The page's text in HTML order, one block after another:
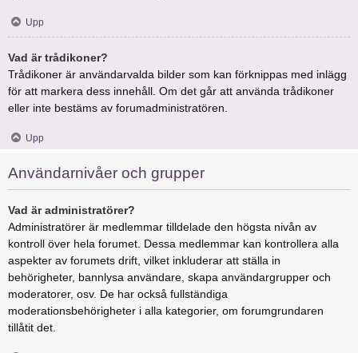
Upp
Vad är trådikoner?
Trådikoner är användarvalda bilder som kan förknippas med inlägg
för att markera dess innehåll. Om det går att använda trådikoner
eller inte bestäms av forumadministratören.
Upp
Användarnivåer och grupper
Vad är administratörer?
Administratörer är medlemmar tilldelade den högsta nivån av
kontroll över hela forumet. Dessa medlemmar kan kontrollera alla
aspekter av forumets drift, vilket inkluderar att ställa in
behörigheter, bannlysa användare, skapa användargrupper och
moderatorer, osv. De har också fullständiga
moderationsbehörigheter i alla kategorier, om forumgrundaren
tillåtit det.